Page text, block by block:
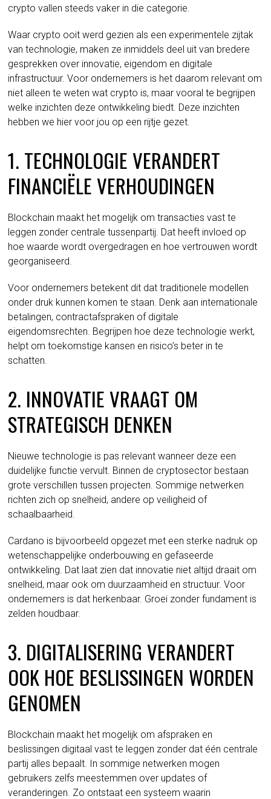
crypto vallen steeds vaker in die categorie.
Waar crypto ooit werd gezien als een experimentele zijtak
van technologie, maken ze inmiddels deel uit van bredere
gesprekken over innovatie, eigendom en digitale
infrastructuur. Voor ondernemers is het daarom relevant om
niet alleen te weten wat crypto is, maar vooral te begrijpen
welke inzichten deze ontwikkeling biedt. Deze inzichten
hebben we hier voor jou op een rijtje gezet.
1. TECHNOLOGIE VERANDERT
FINANCIËLE VERHOUDINGEN
Blockchain maakt het mogelijk om transacties vast te
leggen zonder centrale tussenpartij. Dat heeft invloed op
hoe waarde wordt overgedragen en hoe vertrouwen wordt
georganiseerd.
Voor ondernemers betekent dit dat traditionele modellen
onder druk kunnen komen te staan. Denk aan internationale
betalingen, contractafspraken of digitale
eigendomsrechten. Begrijpen hoe deze technologie werkt,
helpt om toekomstige kansen en risico’s beter in te
schatten.
2. INNOVATIE VRAAGT OM
STRATEGISCH DENKEN
Nieuwe technologie is pas relevant wanneer deze een
duidelijke functie vervult. Binnen de cryptosector bestaan
grote verschillen tussen projecten. Sommige netwerken
richten zich op snelheid, andere op veiligheid of
schaalbaarheid.
Cardano is bijvoorbeeld opgezet met een sterke nadruk op
wetenschappelijke onderbouwing en gefaseerde
ontwikkeling. Dat laat zien dat innovatie niet altijd draait om
snelheid, maar ook om duurzaamheid en structuur. Voor
ondernemers is dat herkenbaar. Groei zonder fundament is
zelden houdbaar.
3. DIGITALISERING VERANDERT
OOK HOE BESLISSINGEN WORDEN
GENOMEN
Blockchain maakt het mogelijk om afspraken en
beslissingen digitaal vast te leggen zonder dat één centrale
partij alles bepaalt. In sommige netwerken mogen
gebruikers zelfs meestemmen over updates of
veranderingen. Zo ontstaat een systeem waarin